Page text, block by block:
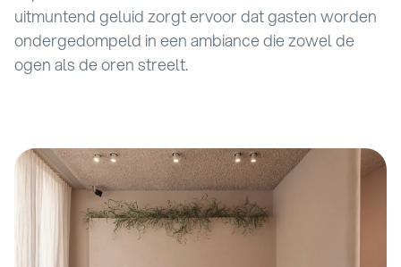
uitmuntend geluid zorgt ervoor dat gasten worden
ondergedompeld in een ambiance die zowel de
ogen als de oren streelt.